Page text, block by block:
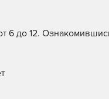
6 до 12.